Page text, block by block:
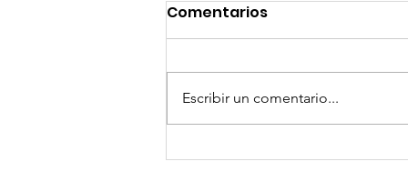
"El Último Panamá" de
Comentarios
Escribir un comentario...